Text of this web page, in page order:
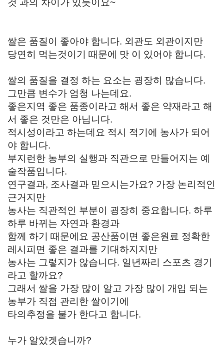
것 과의 차이가 있듯이요~
쌀은 품질이 좋아야 합니다. 외관도 외관이지만
당연히 먹는것이기 때문에 맛 이 있어야 합니다.
쌀의 품질을 결정 하는 요소는 굉장히 많습니다.
그만큼 변수가 엄청 나는데요.
좋은지역 좋은 품종이라고 해서 좋은 약재라고 해
서 좋은 것만은 아닙니다.
적시성이라고 하는데요 적시 적기에 농사가 되어
야 합니다.
부지런한 농부의 실행과 직관으로 만들어지는 예
술작품입니다.
연구결과, 조사결과 믿으시는가요? 가장 논리적인
근거지만
농사는 직관적인 부분이 굉장히 중요합니다. 하루
하루 바뀌는 자연과 환경과
함께 하기 때문에요 공산품이면 좋은원료 정확한
레시피면 좋은 결과를 기대하지지만
농사는 그렇지가 않습니다. 일년짜리 스포츠 경기
라고 할까요?
그래서 쌀을 가장 많이 알고 가장 많이 개입 되는
농부가 직접 관리한 쌀이기에
타의추정을 불가 한다고 합니다.
누가 알았겟습니까?